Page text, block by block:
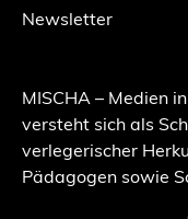
Newsletter
MISCHA – Medien
versteht sich als
verlegerischer
Pädagogen sowie